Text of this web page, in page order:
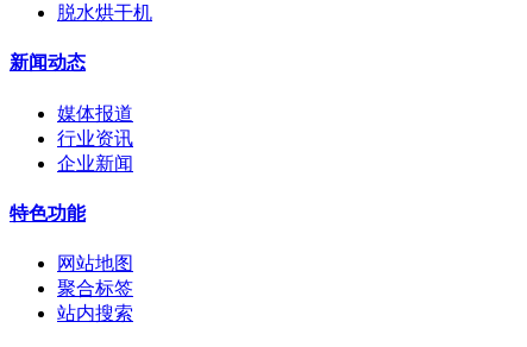
脱水烘干机
新闻动态
媒体报道
行业资讯
企业新闻
特色功能
网站地图
聚合标签
站内搜索